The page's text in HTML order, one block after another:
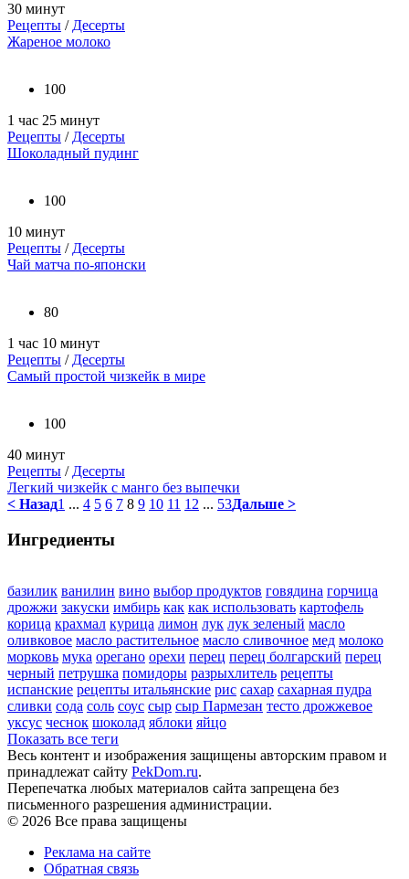
30 минут
Рецепты / Десерты
Жареное молоко
100
1 час 25 минут
Рецепты / Десерты
Шоколадный пудинг
100
10 минут
Рецепты / Десерты
Чай матча по-японски
80
1 час 10 минут
Рецепты / Десерты
Самый простой чизкейк в мире
100
40 минут
Рецепты / Десерты
Легкий чизкейк с манго без выпечки
< Назад1 ... 4 5 6 7 8 9 10 11 12 ... 53Дальше >
Ингредиенты
базилик ванилин вино выбор продуктов говядина горчица
дрожжи закуски имбирь как как использовать картофель
корица крахмал курица лимон лук лук зеленый масло
оливковое масло растительное масло сливочное мед молоко
морковь мука орегано орехи перец перец болгарский перец
черный петрушка помидоры разрыхлитель рецепты
испанские рецепты итальянские рис сахар сахарная пудра
сливки сода соль соус сыр сыр Пармезан тесто дрожжевое
уксус чеснок шоколад яблоки яйцо
Показать все теги
Весь контент и изображения защищены авторским правом и
принадлежат сайту PekDom.ru.
Перепечатка любых материалов сайта запрещена без
письменного разрешения администрации.
© 2026 Все права защищены
Реклама на сайте
Обратная связь